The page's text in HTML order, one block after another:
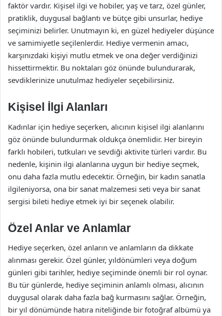
faktör vardır. Kişisel ilgi ve hobiler, yaş ve tarz, özel günler,
pratiklik, duygusal bağlantı ve bütçe gibi unsurlar, hediye
seçiminizi belirler. Unutmayın ki, en güzel hediyeler düşünce
ve samimiyetle seçilenlerdir. Hediye vermenin amacı,
karşınızdaki kişiyi mutlu etmek ve ona değer verdiğinizi
hissettirmektir. Bu noktaları göz önünde bulundurarak,
sevdiklerinize unutulmaz hediyeler seçebilirsiniz.
Kişisel İlgi Alanları
Kadınlar için hediye seçerken, alıcının kişisel ilgi alanlarını
göz önünde bulundurmak oldukça önemlidir. Her bireyin
farklı hobileri, tutkuları ve sevdiği aktivite türleri vardır. Bu
nedenle, kişinin ilgi alanlarına uygun bir hediye seçmek,
onu daha fazla mutlu edecektir. Örneğin, bir kadın sanatla
ilgileniyorsa, ona bir sanat malzemesi seti veya bir sanat
sergisi bileti hediye etmek iyi bir seçenek olabilir.
Özel Anlar ve Anlamlar
Hediye seçerken, özel anların ve anlamların da dikkate
alınması gerekir. Özel günler, yıldönümleri veya doğum
günleri gibi tarihler, hediye seçiminde önemli bir rol oynar.
Bu tür günlerde, hediye seçiminin anlamlı olması, alıcının
duygusal olarak daha fazla bağ kurmasını sağlar. Örneğin,
bir yıl dönümünde hatıra niteliğinde bir fotoğraf albümü ya